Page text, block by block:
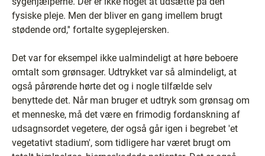
fysiske pleje. Men der bliver en gang imellem brugt
stødende ord,'' fortalte sygeplejersken.
Det var for eksempel ikke ualmindeligt at høre beboere
omtalt som grønsager. Udtrykket var så almindeligt, at
også pårørende hørte det og i nogle tilfælde selv
benyttede det. Når man bruger et udtryk som grønsag om
et menneske, må det være en frimodig fordanskning af
udsagnsordet vegetere, der også går igen i begrebet 'et
vegetativt stadium', som tidligere har været brugt om